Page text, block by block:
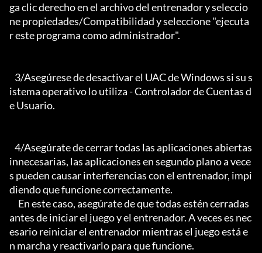
ga clic derecho en el archivo del entrenador y seleccio
ne propiedades/Compatibilidad y seleccione "ejecuta
r este programa como administrador".
istema operativo lo utiliza - Controlador de Cuentas d
e Usuario.
innecesarias, las aplicaciones en segundo plano a vece
s pueden causar interferencias con el entrenador, impi
diendo que funcione correctamente.
antes de iniciar el juego y el entrenador. A veces es nec
esario reiniciar el entrenador mientras el juego está e
n marcha y reactivarlo para que funcione.